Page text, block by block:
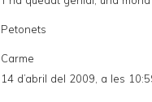
Petonets
Carme
14 d’abril del 2009, a les